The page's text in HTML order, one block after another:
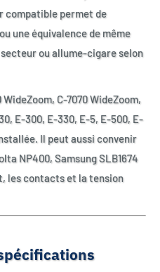
compatible permet de
une équivalence de même
ou allume-cigare selon
C-7070 WideZoom,
E-300, E-330, E-5, E-500, E-
Il peut aussi convenir
NP400, Samsung SLB1674
les contacts et la tension